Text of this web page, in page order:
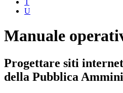
T
U
Manuale
Progettare siti
della Pubblica